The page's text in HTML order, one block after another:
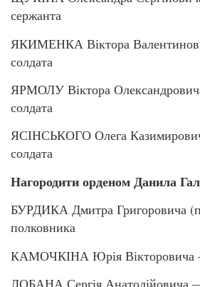
сержанта
ЯКИМЕНКА Віктора
солдата
ЯРМОЛУ Віктора
солдата
ЯСІНСЬКОГО Олега
солдата
Нагородити орденом Данила
БУРДИКА Дмитра Григоровича
полковника
КАМОЧКІНА Юрія Вікторовича
ЛОБАНА Сергія Анатолійовича